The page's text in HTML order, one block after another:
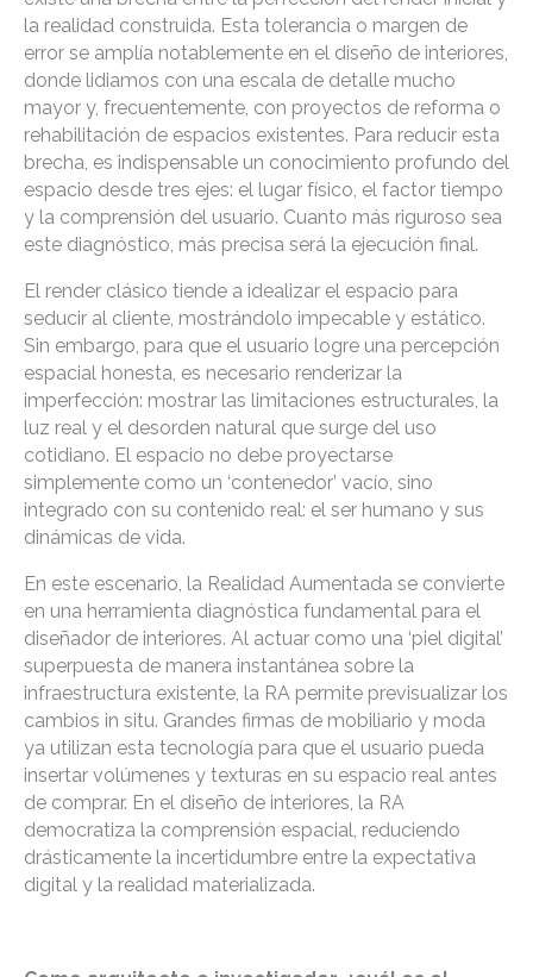
la realidad construida. Esta tolerancia o margen de
error se amplía notablemente en el diseño de interiores,
donde lidiamos con una escala de detalle mucho
mayor y, frecuentemente, con proyectos de reforma o
rehabilitación de espacios existentes. Para reducir esta
brecha, es indispensable un conocimiento profundo del
espacio desde tres ejes: el lugar físico, el factor tiempo
y la comprensión del usuario. Cuanto más riguroso sea
este diagnóstico, más precisa será la ejecución final.
El render clásico tiende a idealizar el espacio para
seducir al cliente, mostrándolo impecable y estático.
Sin embargo, para que el usuario logre una percepción
espacial honesta, es necesario renderizar la
imperfección: mostrar las limitaciones estructurales, la
luz real y el desorden natural que surge del uso
cotidiano. El espacio no debe proyectarse
simplemente como un ‘contenedor’ vacío, sino
integrado con su contenido real: el ser humano y sus
dinámicas de vida.
En este escenario, la Realidad Aumentada se convierte
en una herramienta diagnóstica fundamental para el
diseñador de interiores. Al actuar como una ‘piel digital’
superpuesta de manera instantánea sobre la
infraestructura existente, la RA permite previsualizar los
cambios in situ. Grandes firmas de mobiliario y moda
ya utilizan esta tecnología para que el usuario pueda
insertar volúmenes y texturas en su espacio real antes
de comprar. En el diseño de interiores, la RA
democratiza la comprensión espacial, reduciendo
drásticamente la incertidumbre entre la expectativa
digital y la realidad materializada.